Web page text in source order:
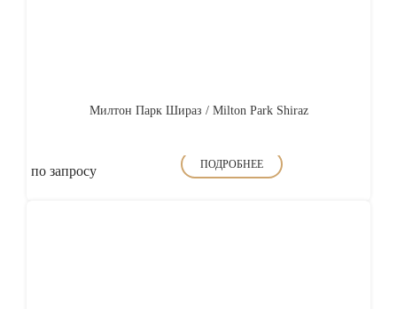
Милтон Парк Шираз / Milton Park Shiraz
по запросу ПОДРОБНЕЕ